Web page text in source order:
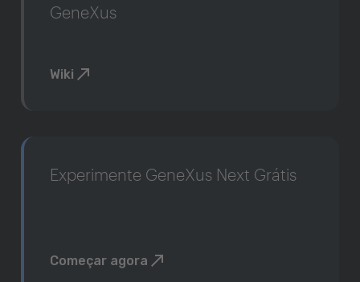
GeneXus
Wiki
Experimente GeneXus Next Grátis
Começar agora